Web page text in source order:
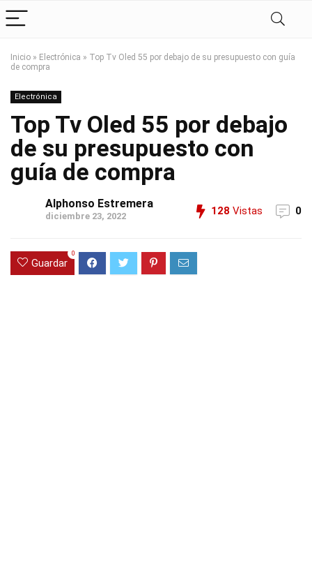
Inicio » Electrónica » Top Tv Oled 55 por debajo de su presupuesto con guía
de compra
Electrónica
Top Tv Oled 55 por debajo
de su presupuesto con
guía de compra
Alphonso Estremera
diciembre 23, 2022 128 Vistas 0
Guardar
0